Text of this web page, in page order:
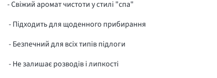
- Свіжий аромат чистоти у стилі "спа"
- Підходить для щоденного прибирання
- Безпечний для всіх типів підлоги
- Не залишає розводів і липкості